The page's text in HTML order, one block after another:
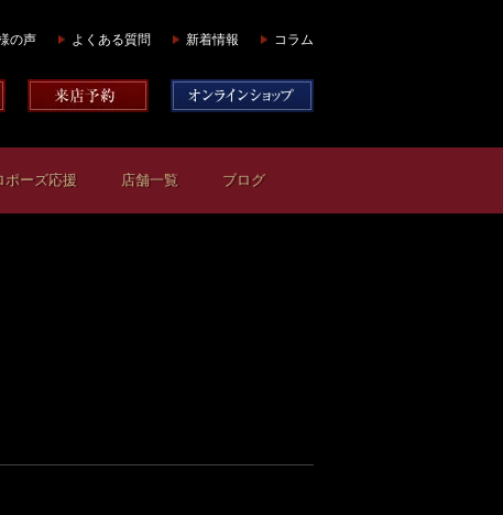
の声 よくある質問 新着情報 コラム
ポーズ応援 店舗一覧 ブログ